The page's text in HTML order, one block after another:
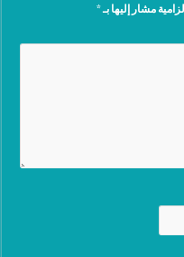
مشار إليها بـ*